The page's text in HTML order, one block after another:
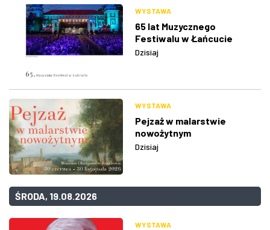
WYSTAWA
65 lat Muzycznego
Festiwalu w Łańcucie
Dzisiaj
WYSTAWA
Pejzaż w malarstwie
nowożytnym
Dzisiaj
ŚRODA, 19.08.2026
WYSTAWA